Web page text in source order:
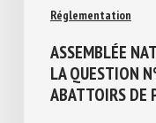
Réglementation
ASSEMBLÉE
À LA
DES ABATTOIRS